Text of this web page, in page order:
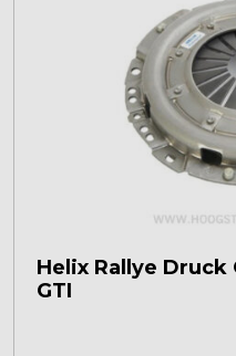
Helix Rallye Druck
GTI